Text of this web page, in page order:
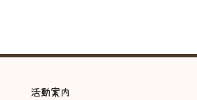
活動案内